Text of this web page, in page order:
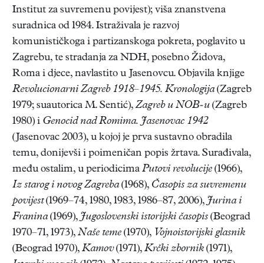
Institut za suvremenu povijest); viša znanstvena
suradnica od 1984. Istraživala je razvoj
komunističkoga i partizanskoga pokreta, poglavito u
Zagrebu, te stradanja za NDH, posebno Židova,
Roma i djece, navlastito u Jasenovcu. Objavila knjige
Revolucionarni Zagreb 1918–1945. Kronologija(Zagreb
1979; suautorica M. Sentić), Zagreb u NOB-u (Zagreb
1980) i Genocid nad Romima. Jasenovac 1942
(Jasenovac 2003), u kojoj je prva sustavno obradila
temu, donijevši i poimeničan popis žrtava. Surađivala,
među ostalim, u periodicima Putovi revolucije (1966),
Iz starog i novog Zagreba(1968), Časopis za suvremenu
povijest(1969–74, 1980, 1983, 1986–87, 2006), Jurina i
Franina(1969), Jugoslovenski istorijski časopis (Beograd
1970–71, 1973), Naše teme (1970), Vojnoistorijski glasnik
(Beograd 1970), Kamov(1971), Krčki zbornik (1971),